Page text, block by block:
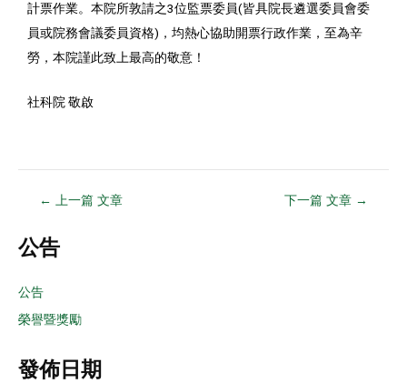
計票作業。本院所敦請之3位監票委員(皆具院長遴選委員會委
員或院務會議委員資格)，均熱心協助開票行政作業，至為辛
勞，本院謹此致上最高的敬意！
社科院 敬啟
← 上一篇 文章 下一篇 文章 →
公告
公告
榮譽暨獎勵
發佈日期